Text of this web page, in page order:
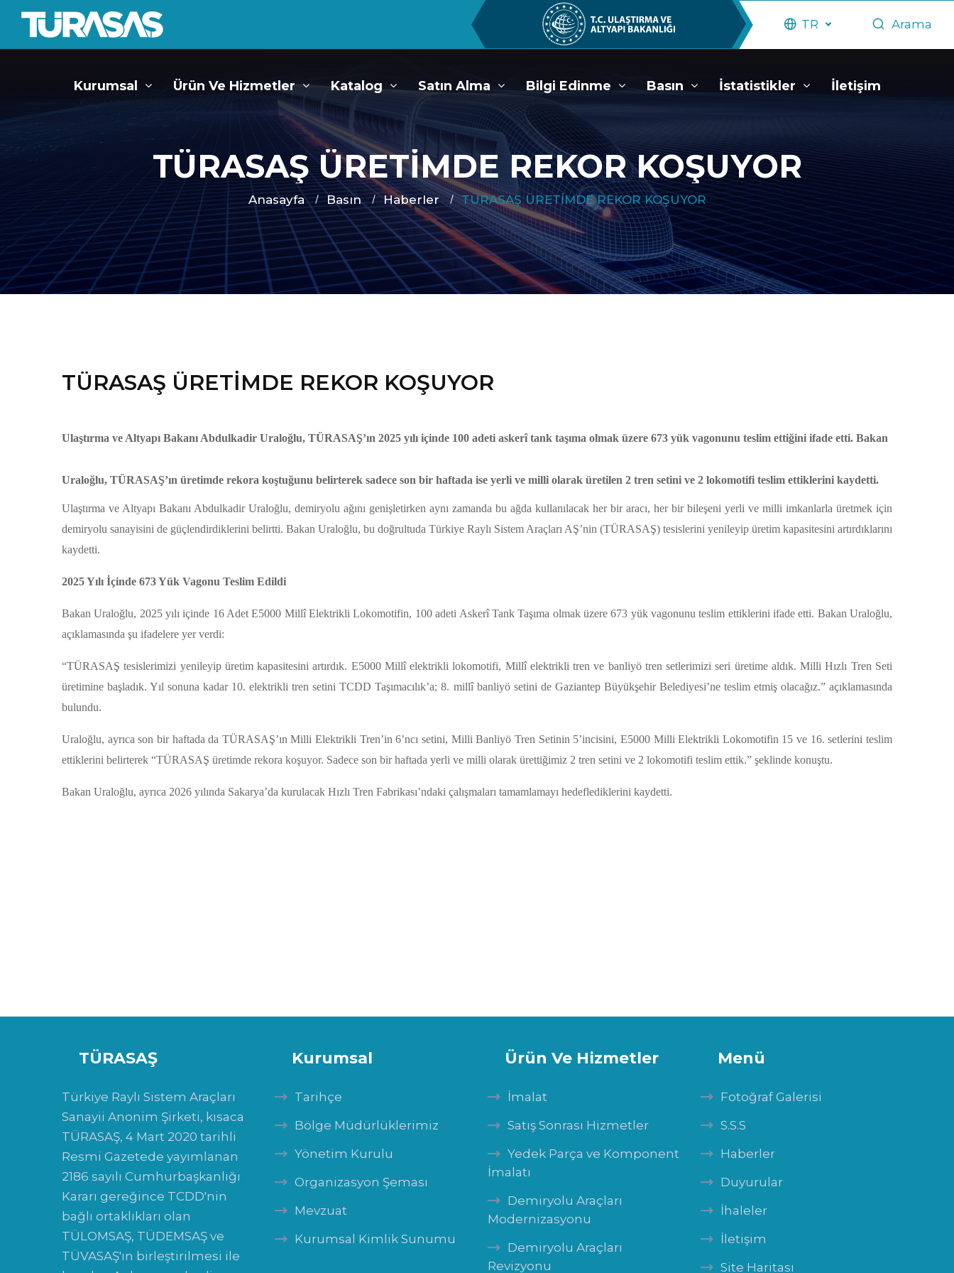
TR Arama
Kurumsal Ürün Ve Hizmetler Katalog Satın Alma Bilgi Edinme Basın İstatistikler İletişim
TÜRASAŞ ÜRETİMDE REKOR KOŞUYOR
Anasayfa Basın Haberler TÜRASAŞ ÜRETİMDE REKOR KOŞUYOR
TÜRASAŞ ÜRETİMDE REKOR KOŞUYOR
Ulaştırma ve Altyapı Bakanı Abdulkadir Uraloğlu, TÜRASAŞ’ın 2025 yılı içinde 100 adeti askerî tank taşıma olmak üzere 673 yük vagonunu teslim ettiğini ifade etti. Bakan
Uraloğlu, TÜRASAŞ’ın üretimde rekora koştuğunu belirterek sadece son bir haftada ise yerli ve milli olarak üretilen 2 tren setini ve 2 lokomotifi teslim ettiklerini kaydetti.
Ulaştırma ve Altyapı Bakanı Abdulkadir Uraloğlu, demiryolu ağını genişletirken aynı zamanda bu ağda kullanılacak her bir aracı, her bir bileşeni yerli ve milli imkanlarla üretmek için
demiryolu sanayisini de güçlendirdiklerini belirtti. Bakan Uraloğlu, bu doğrultuda Türkiye Raylı Sistem Araçları AŞ’nin (TÜRASAŞ) tesislerini yenileyip üretim kapasitesini artırdıklarını
kaydetti.
2025 Yılı İçinde 673 Yük Vagonu Teslim Edildi
Bakan Uraloğlu, 2025 yılı içinde 16 Adet E5000 Millî Elektrikli Lokomotifin, 100 adeti Askerî Tank Taşıma olmak üzere 673 yük vagonunu teslim ettiklerini ifade etti. Bakan Uraloğlu,
açıklamasında şu ifadelere yer verdi:
“TÜRASAŞ tesislerimizi yenileyip üretim kapasitesini artırdık. E5000 Millî elektrikli lokomotifi, Millî elektrikli tren ve banliyö tren setlerimizi seri üretime aldık. Milli Hızlı Tren Seti
üretimine başladık. Yıl sonuna kadar 10. elektrikli tren setini TCDD Taşımacılık’a; 8. millî banliyö setini de Gaziantep Büyükşehir Belediyesi’ne teslim etmiş olacağız.” açıklamasında
bulundu.
Uraloğlu, ayrıca son bir haftada da TÜRASAŞ’ın Milli Elektrikli Tren’in 6’ncı setini, Milli Banliyö Tren Setinin 5’incisini, E5000 Milli Elektrikli Lokomotifin 15 ve 16. setlerini teslim
ettiklerini belirterek “TÜRASAŞ üretimde rekora koşuyor. Sadece son bir haftada yerli ve milli olarak ürettiğimiz 2 tren setini ve 2 lokomotifi teslim ettik.” şeklinde konuştu.
Bakan Uraloğlu, ayrıca 2026 yılında Sakarya’da kurulacak Hızlı Tren Fabrikası’ndaki çalışmaları tamamlamayı hedeflediklerini kaydetti.
TÜRASAŞ
Türkiye Raylı Sistem Araçları
Sanayii Anonim Şirketi, kısaca
TÜRASAŞ, 4 Mart 2020 tarihli
Resmi Gazetede yayımlanan
2186 sayılı Cumhurbaşkanlığı
Kararı gereğince TCDD'nin
bağlı ortaklıkları olan
TÜLOMSAŞ, TÜDEMSAŞ ve
TÜVASAŞ'ın birleştirilmesi ile
Kurumsal
Tarihçe
Bölge Müdürlüklerimiz
Yönetim Kurulu
Organizasyon Şeması
Mevzuat
Kurumsal Kimlik Sunumu
Ürün Ve Hizmetler
İmalat
Satış Sonrası Hizmetler
Yedek Parça ve Komponent
İmalatı
Demiryolu Araçları
Modernizasyonu
Demiryolu Araçları
Revizyonu
Menü
Fotoğraf Galerisi
S.S.S
Haberler
Duyurular
İhaleler
İletişim
Site Haritası